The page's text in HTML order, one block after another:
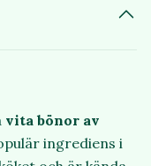
vita bönor av
ingrediens i